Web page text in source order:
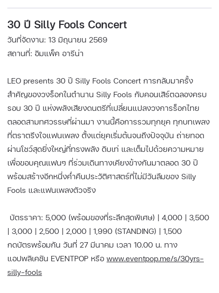
30 ปี Silly Fools Concert
วันที่จัดงาน: 13 มิถุนายน 2569
สถานที่: อิมแพ็ค อารีน่า
LEO presents 30 ปี Silly Fools Concert การกลับมาครั้ง
สำคัญของวงร็อกในตำนาน Silly Fools กับคอนเสิร์ตฉลองครบ
รอบ 30 ปี แห่งพลังเสียงดนตรีที่เปลี่ยนแปลงวงการร็อกไทย
ตลอดสามทศวรรษที่ผ่านมา งานนี้คือการรวมทุกยุค ทุกบทเพลง
ที่ตราตรึงใจแฟนเพลง ตั้งแต่ยุคเริ่มต้นจนถึงปัจจุบัน ถ่ายทอด
ผ่านโชว์สุดยิ่งใหญ่ที่ทรงพลัง ดิบเท่ และเต็มไปด้วยความหมาย
เพื่อขอบคุณแฟนๆ ที่ร่วมเดินทางเคียงข้างกันมาตลอด 30 ปี
พร้อมสร้างอีกหนึ่งค่ำคืนประวัติศาสตร์ที่ไม่มีวันลืมของ Silly
Fools และแฟนเพลงตัวจริง
บัตรราคา: 5,000 (พร้อมของที่ระลึกสุดพิเศษ) | 4,000 | 3,500
| 3,000 | 2,500 | 2,000 | 1,990 (STANDING) | 1,500
กดบัตรพร้อมกัน วันที่ 27 มีนาคม เวลา 10.00 น. ทาง
แอปพลิเคชัน EVENTPOP หรือ www.eventpop.me/s/30yrs-
silly-fools